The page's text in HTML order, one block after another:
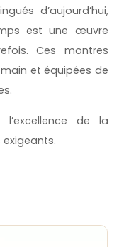
d’aujourd’hui,
est une œuvre
Ces montres
et équipées de
de la